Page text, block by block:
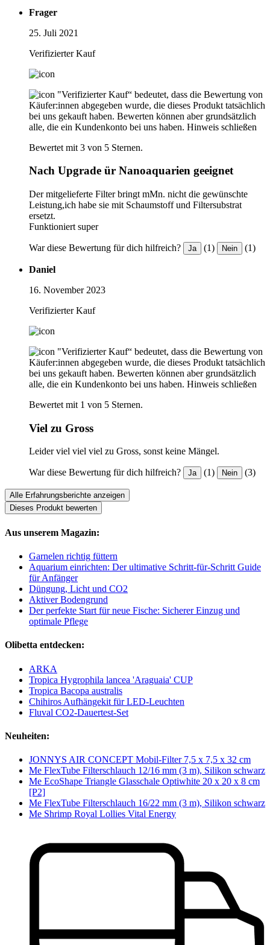
Frager
25. Juli 2021
Verifizierter Kauf
"Verifizierter Kauf“ bedeutet, dass die Bewertung von
Käufer:innen abgegeben wurde, die dieses Produkt tatsächlich
bei uns gekauft haben. Bewerten können aber grundsätzlich
alle, die ein Kundenkonto bei uns haben. Hinweis schließen
Bewertet mit 3 von 5 Sternen.
Nach Upgrade ür Nanoaquarien geeignet
Der mitgelieferte Filter bringt mMn. nicht die gewünschte
Leistung,ich habe sie mit Schaumstoff und Filtersubstrat
ersetzt.
Funktioniert super
War diese Bewertung für dich hilfreich? Ja (1) Nein (1)
Daniel
16. November 2023
Verifizierter Kauf
"Verifizierter Kauf“ bedeutet, dass die Bewertung von
Käufer:innen abgegeben wurde, die dieses Produkt tatsächlich
bei uns gekauft haben. Bewerten können aber grundsätzlich
alle, die ein Kundenkonto bei uns haben. Hinweis schließen
Bewertet mit 1 von 5 Sternen.
Viel zu Gross
Leider viel viel viel zu Gross, sonst keine Mängel.
War diese Bewertung für dich hilfreich? Ja (1) Nein (3)
Alle Erfahrungsberichte anzeigen
Dieses Produkt bewerten
Aus unserem Magazin:
Garnelen richtig füttern
Aquarium einrichten: Der ultimative Schritt-für-Schritt Guide
für Anfänger
Düngung, Licht und CO2
Aktiver Bodengrund
Der perfekte Start für neue Fische: Sicherer Einzug und
optimale Pflege
Olibetta entdecken:
ARKA
Tropica Hygrophila lancea 'Araguaia' CUP
Tropica Bacopa australis
Chihiros Aufhängekit für LED-Leuchten
Fluval CO2-Dauertest-Set
Neuheiten:
JONNYS AIR CONCEPT Mobil-Filter 7,5 x 7,5 x 32 cm
Me FlexTube Filterschlauch 12/16 mm (3 m), Silikon schwarz
Me EcoShape Triangle Glasschale Optiwhite 20 x 20 x 8 cm
[P2]
Me FlexTube Filterschlauch 16/22 mm (3 m), Silikon schwarz
Me Shrimp Royal Lollies Vital Energy